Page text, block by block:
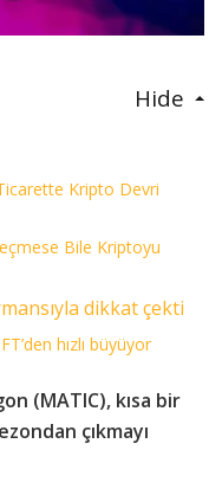
Hide
Kripto Devri
Bile Kriptoyu
dikkat çekti
hızlı büyüyor
(MATIC), kısa bir
çıkmayı